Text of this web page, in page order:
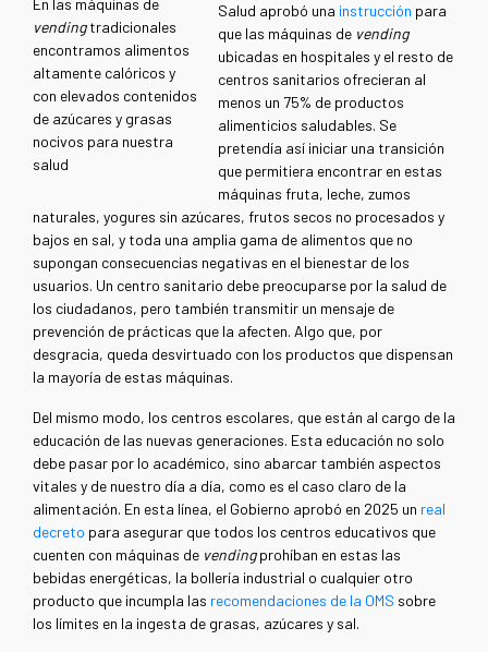
vendingtradicionales
encontramos alimentos
altamente calóricos y
con elevados contenidos
de azúcares y grasas
nocivos para nuestra
salud
Salud aprobó una instrucción para
que las máquinas de vending
ubicadas en hospitales y el resto de
centros sanitarios ofrecieran al
menos un 75% de productos
alimenticios saludables. Se
pretendía así iniciar una transición
que permitiera encontrar en estas
máquinas fruta, leche, zumos
naturales, yogures sin azúcares, frutos secos no procesados y
bajos en sal, y toda una amplia gama de alimentos que no
supongan consecuencias negativas en el bienestar de los
usuarios. Un centro sanitario debe preocuparse por la salud de
los ciudadanos, pero también transmitir un mensaje de
prevención de prácticas que la afecten. Algo que, por
desgracia, queda desvirtuado con los productos que dispensan
la mayoría de estas máquinas.
Del mismo modo, los centros escolares, que están al cargo de la
educación de las nuevas generaciones. Esta educación no solo
debe pasar por lo académico, sino abarcar también aspectos
vitales y de nuestro día a día, como es el caso claro de la
alimentación. En esta línea, el Gobierno aprobó en 2025 un real
decreto para asegurar que todos los centros educativos que
cuenten con máquinas de vendingprohíban en estas las
bebidas energéticas, la bollería industrial o cualquier otro
producto que incumpla las recomendaciones de la OMS sobre
los límites en la ingesta de grasas, azúcares y sal.